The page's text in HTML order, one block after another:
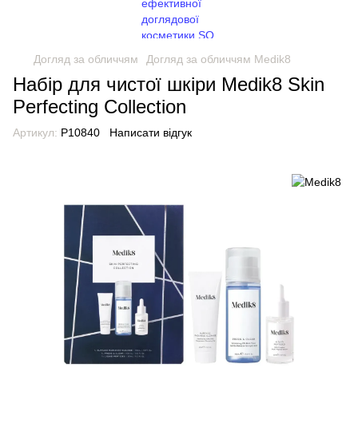
Догляд за обличчям Догляд за обличчям Medik8
Набір для чистої шкіри Medik8 Skin
Perfecting Collection
Артикул: P10840 Написати відгук